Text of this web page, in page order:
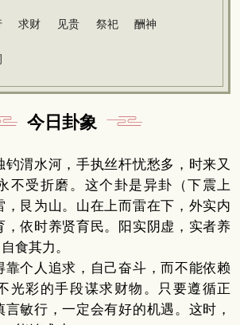
求财 见贵 祭祀 酬神
今日卦象
钓渭水河，手执丝杆忧愁多，时来又
不受折磨。这个卦是异卦（下震上
，艮为山。山在上而雷在下，外实内
，依时养贤育民。阳实阴虚，实者养
食其力。
靠个人追求，自己奋斗，而不能依赖
光彩的手段谋求财物。只要遵循正
敏行，一定会有好的机遇。这时，